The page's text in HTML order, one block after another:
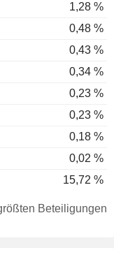
1,28 %
0,48 %
0,43 %
0,34 %
0,23 %
0,23 %
0,18 %
0,02 %
15,72 %
Beteiligungen